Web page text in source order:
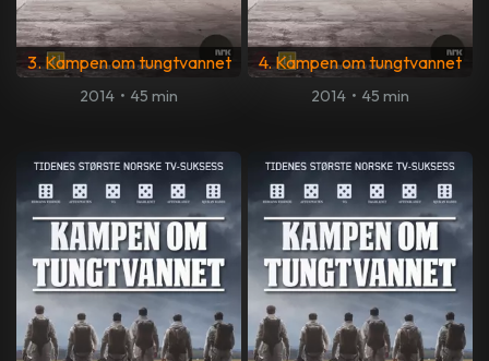
3. Kampen om tungtvannet
2014 • 45 min
4. Kampen om tungtvannet
2014 • 45 min